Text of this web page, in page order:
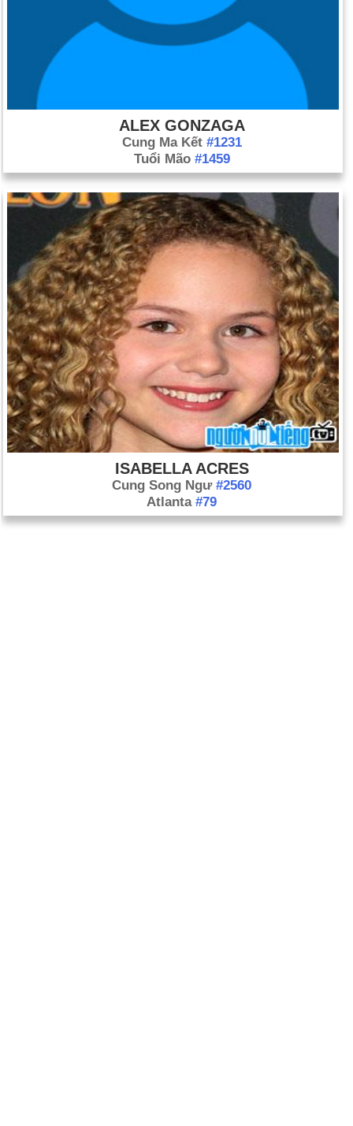
ALEX GONZAGA
Cung Ma Kết #1231
Tuổi Mão #1459
ISABELLA ACRES
Cung Song Ngư #2560
Atlanta #79